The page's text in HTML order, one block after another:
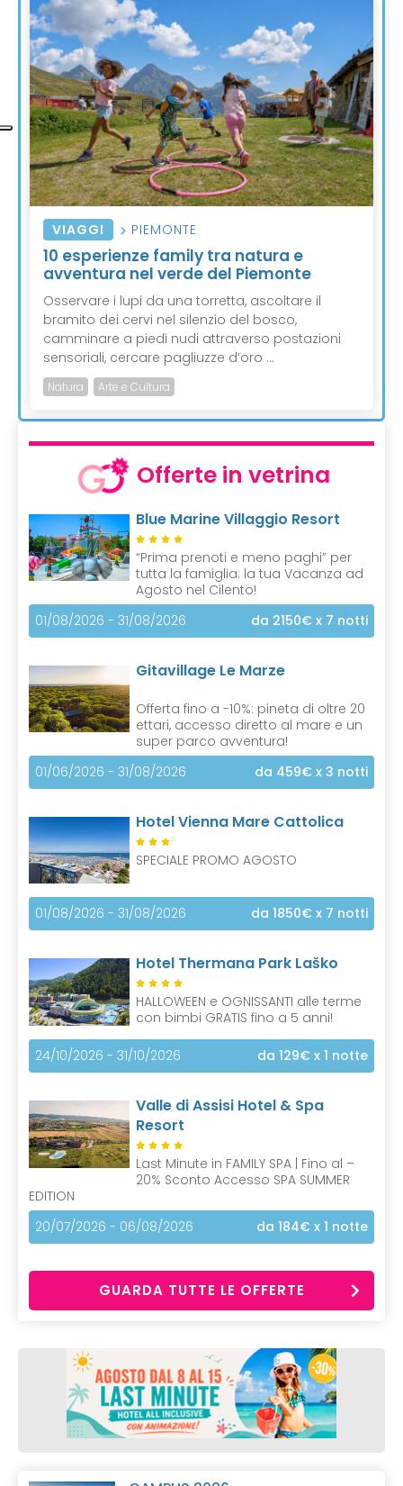
VIAGGI PIEMONTE
10 esperienze family tra natura e
avventura nel verde del Piemonte
Osservare i lupi da una torretta, ascoltare il
bramito dei cervi nel silenzio del bosco,
camminare a piedi nudi attraverso postazioni
sensoriali, cercare pagliuzze d’oro ...
Natura Arte e Cultura
Offerte in vetrina
Blue Marine Villaggio Resort
“Prima prenoti e meno paghi” per
tutta la famiglia: la tua Vacanza ad
Agosto nel Cilento!
01/08/2026 - 31/08/2026
da 2150€ x 7 notti
Gitavillage Le Marze
Offerta fino a -10%: pineta di oltre 20
ettari, accesso diretto al mare e un
super parco avventura!
01/06/2026 - 31/08/2026
da 459€ x 3 notti
Hotel Vienna Mare Cattolica
S
SPECIALE PROMO AGOSTO
01/08/2026 - 31/08/2026 da 1850€ x 7 notti
Hotel Thermana Park Laško
HALLOWEEN e OGNISSANTI alle terme
con bimbi GRATIS fino a 5 anni!
24/10/2026 - 31/10/2026 da 129€ x 1 notte
Valle di Assisi Hotel & Spa
Resort
Last Minute in FAMILY SPA | Fino al –
20% Sconto Accesso SPA SUMMER
EDITION
20/07/2026 - 06/08/2026
da 184€ x 1 notte
GUARDA TUTTE LE OFFERTE